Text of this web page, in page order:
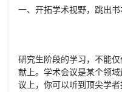
一、开拓学术视野，跳出书
研究生阶段的学习，不能
献上。学术会议是某个领
议上，你可以听到顶尖学